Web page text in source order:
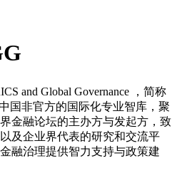
and Global Governance ，简称
国非官方的国际化专业智库，聚
金融论坛的主办方与发起方，致
及企业界代表的研究和交流平
融治理提供智力支持与政策建